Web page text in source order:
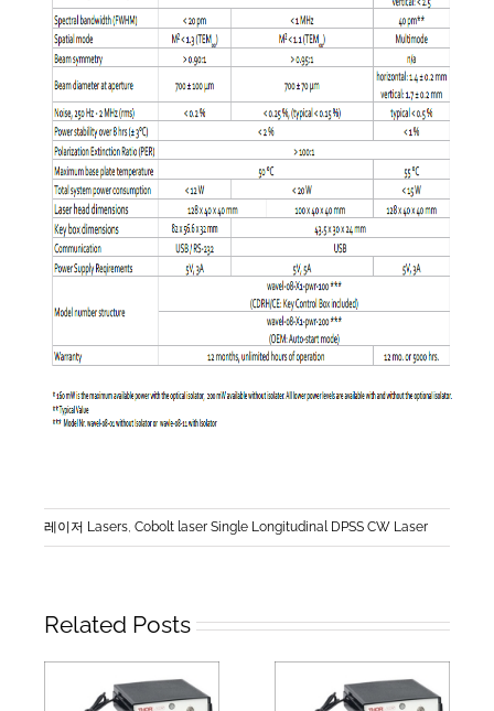
레이저 Lasers, Cobolt laser Single Longitudinal DPSS CW Laser
Related Posts